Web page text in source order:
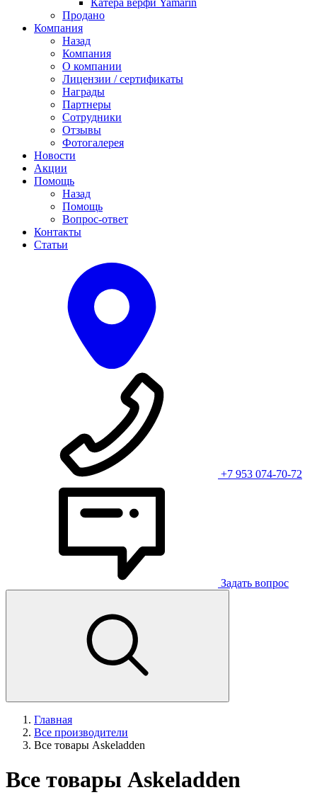
Катера верфи Yamarin
Продано
Компания
Назад
Компания
О компании
Лицензии / сертификаты
Награды
Партнеры
Сотрудники
Отзывы
Фотогалерея
Новости
Акции
Помощь
Назад
Помощь
Вопрос-ответ
Контакты
Статьи
+7 953 074-70-72
Задать вопрос
Главная
Все производители
Все товары Askeladden
Все товары Askeladden